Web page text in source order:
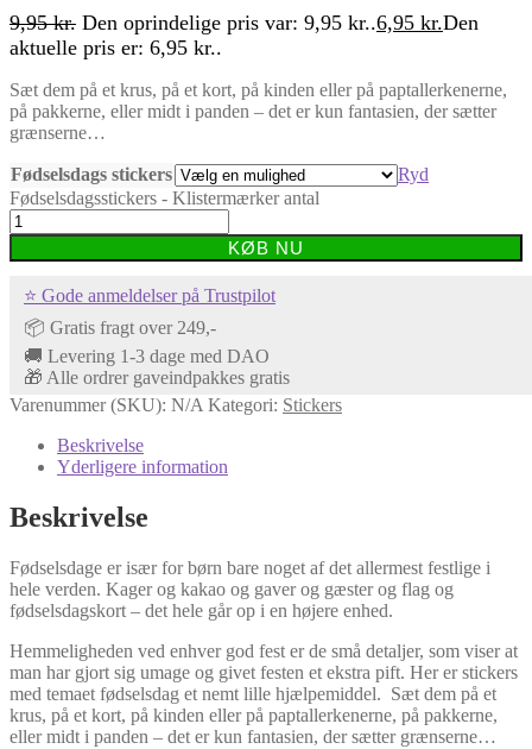
9,95kr. Den oprindelige pris var: 9,95 kr..6,95 kr.Den
aktuelle pris er: 6,95 kr..
Sæt dem på et krus, på et kort, på kinden eller på paptallerkenerne,
på pakkerne, eller midt i panden – det er kun fantasien, der sætter
grænserne…
Fødselsdags stickers
Ryd
Fødselsdagsstickers - Klistermærker antal
KØB NU
⭐ Gode anmeldelser på Trustpilot
📦 Gratis fragt over 249,-
🚚 Levering 1-3 dage med DAO
🎁 Alle ordrer gaveindpakkes gratis
Varenummer (SKU): N/A Kategori: Stickers
Beskrivelse
Yderligere information
Beskrivelse
Fødselsdage er især for børn bare noget af det allermest festlige i
hele verden. Kager og kakao og gaver og gæster og flag og
fødselsdagskort – det hele går op i en højere enhed.
Hemmeligheden ved enhver god fest er de små detaljer, som viser at
man har gjort sig umage og givet festen et ekstra pift. Her er stickers
med temaet fødselsdag et nemt lille hjælpemiddel. Sæt dem på et
krus, på et kort, på kinden eller på paptallerkenerne, på pakkerne,
eller midt i panden – det er kun fantasien, der sætter grænserne…